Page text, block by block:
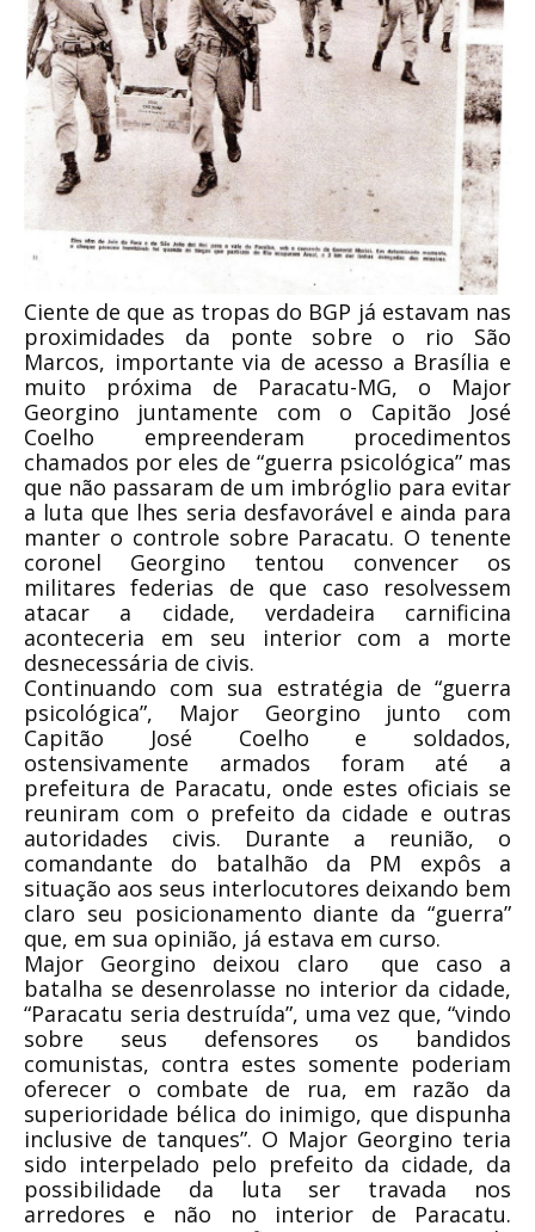
Ciente de que as tropas do BGP já estavam nas
proximidades da ponte sobre o rio São
Marcos, importante via de acesso a Brasília e
muito próxima de Paracatu-MG, o Major
Georgino juntamente com o Capitão José
Coelho empreenderam procedimentos
chamados por eles de “guerra psicológica” mas
que não passaram de um imbróglio para evitar
a luta que lhes seria desfavorável e ainda para
manter o controle sobre Paracatu. O tenente
coronel Georgino tentou convencer os
militares federias de que caso resolvessem
atacar a cidade, verdadeira carnificina
aconteceria em seu interior com a morte
desnecessária de civis.
Continuando com sua estratégia de “guerra
psicológica”, Major Georgino junto com
Capitão José Coelho e soldados,
ostensivamente armados foram até a
prefeitura de Paracatu, onde estes oficiais se
reuniram com o prefeito da cidade e outras
autoridades civis. Durante a reunião, o
comandante do batalhão da PM expôs a
situação aos seus interlocutores deixando bem
claro seu posicionamento diante da “guerra”
que, em sua opinião, já estava em curso.
Major Georgino deixou claro que caso a
batalha se desenrolasse no interior da cidade,
“Paracatu seria destruída”, uma vez que, “vindo
sobre seus defensores os bandidos
comunistas, contra estes somente poderiam
oferecer o combate de rua, em razão da
superioridade bélica do inimigo, que dispunha
inclusive de tanques”. O Major Georgino teria
sido interpelado pelo prefeito da cidade, da
possibilidade da luta ser travada nos
arredores e não no interior de Paracatu.